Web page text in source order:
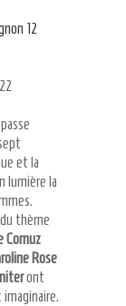
12
et la
lumière la
thème
Cornuz
Rose
ont